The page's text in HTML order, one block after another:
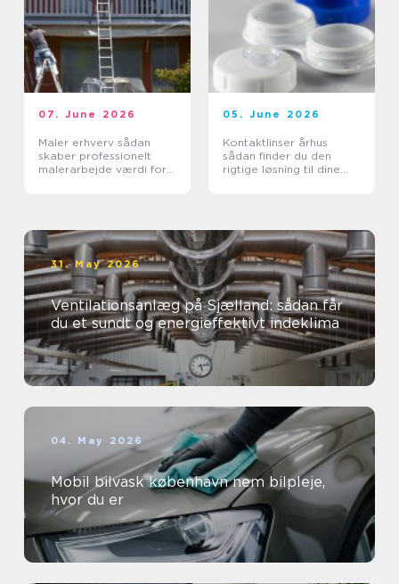
07. June 2026
Maler erhverv sådan
skaber professionelt
malerarbejde værdi for
05. June 2026
Kontaktlinser århus
sådan finder du den
rigtige løsning til dine
31. May 2026
Ventilationsanlæg på Sjælland: sådan får
du et sundt og energieffektivt indeklima
04. May 2026
Mobil bilvask københavn nem bilpleje,
hvor du er